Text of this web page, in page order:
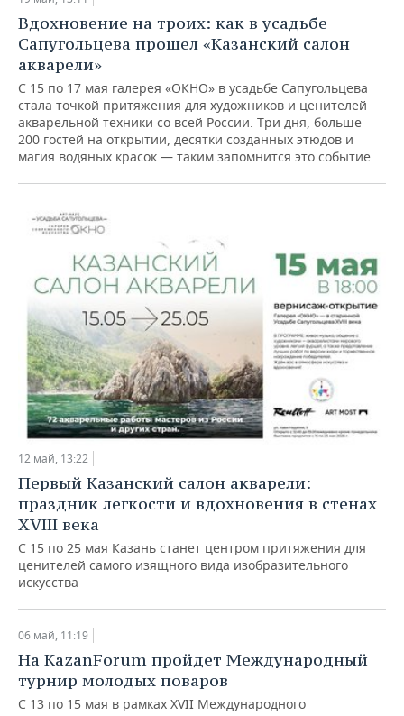
НЕФТЕХИМИЯ
НЕФТЬ
ОПК
ЭНЕРГЕТИКА
РОЗНИЧНАЯ ТОРГОВЛЯ
ТРАНСПОРТ
УСЛУГИ
НОВОСТИ ТЕХНОЛОГИЙ
IT
МЕДИА
ТЕЛЕКОММУНИКАЦИИ
МЕРОПРИЯТИЯ
НОВОСТИ МЕРОПРИЯТИЙ
ВЫЕЗДНАЯ РЕДАКЦИЯ
БИЗНЕС-БРАНЧИ
ОТКРЫТАЯ ЛЕКЦИЯ
СПОРТ
НОВОСТИ СПОРТА
ФУТБОЛ
ВОЛЕЙБОЛ
КИБЕРСПОРТ
ФИГУРНОЕ КАТАНИЕ
ВОДНЫЕ ВИДЫ СПОРТА
ХОККЕЙ С МЯЧОМ
ОБЩЕСТВО
НОВОСТИ ОБЩЕСТВА
ИСТОРИЯ
КУЛЬТУРА
МЕДИЦИНА
ОБРАЗОВАНИЕ
ПРОИСШЕСТВИЯ
ФОТОГАЛЕРЕЯ
СПИСОК ПЕРСОН
СПИСОК КОМПАНИЙ
ПОЛНАЯ ВЕРСИЯ
Вдохновение на троих: как в усадьбе
Сапугольцева прошел «Казанский салон
акварели»
С 15 по 17 мая галерея «ОКНО» в усадьбе Сапугольцева
стала точкой притяжения для художников и ценителей
акварельной техники со всей России. Три дня, больше
200 гостей на открытии, десятки созданных этюдов и
магия водяных красок — таким запомнится это событие
12 май, 13:22
Первый Казанский салон акварели:
праздник легкости и вдохновения в стенах
XVIII века
С 15 по 25 мая Казань станет центром притяжения для
ценителей самого изящного вида изобразительного
искусства
06 май, 11:19
На KazanForum пройдет Международный
турнир молодых поваров
С 13 по 15 мая в рамках XVII Международного